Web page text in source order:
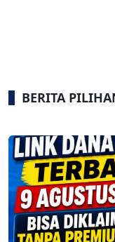
BERITA